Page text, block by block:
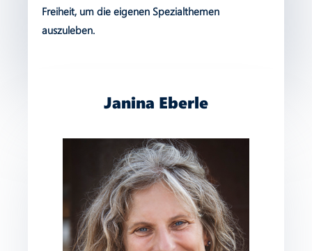
Freiheit, um die eigenen Spezialthemen
auszuleben.
Janina Eberle